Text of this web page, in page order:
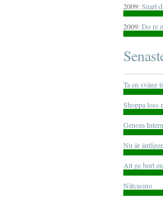
2009:Snart
2009:Do re
Ta en sväng
Shoppa loss
Genom
Nu är
Att ge bort
Nätcasino